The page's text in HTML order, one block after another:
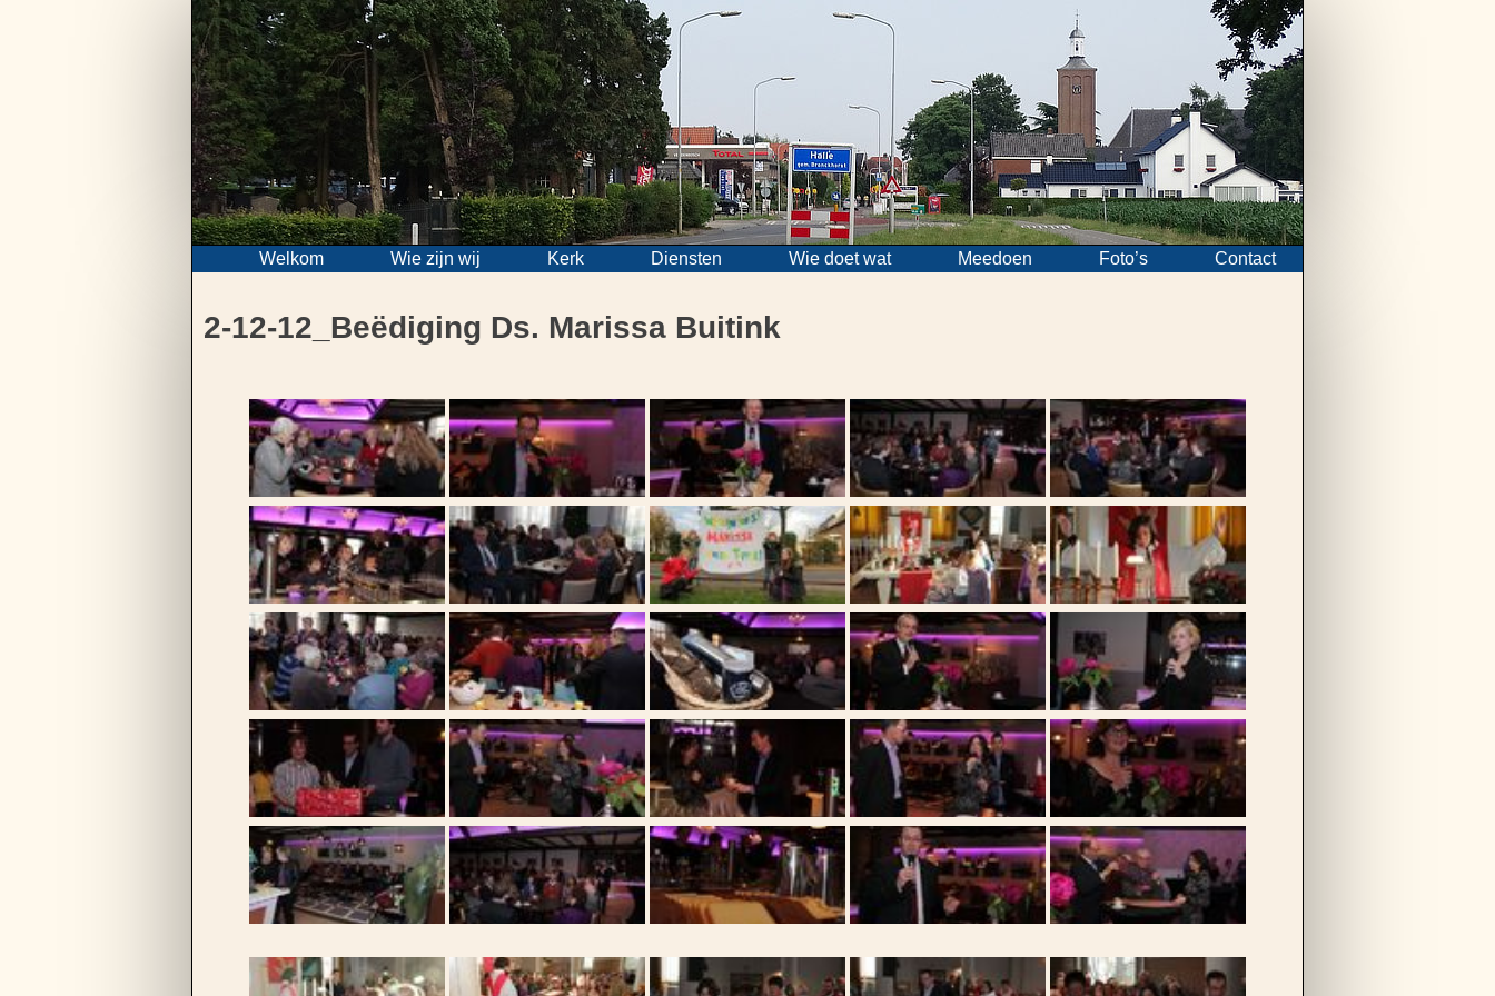
Skip
to
content
Welkom Wie zijn wij Kerk Diensten Wie doet wat Meedoen Foto’s Contact
2-12-12_Beëdiging Ds. Marissa Buitink
Bericht
navigatie